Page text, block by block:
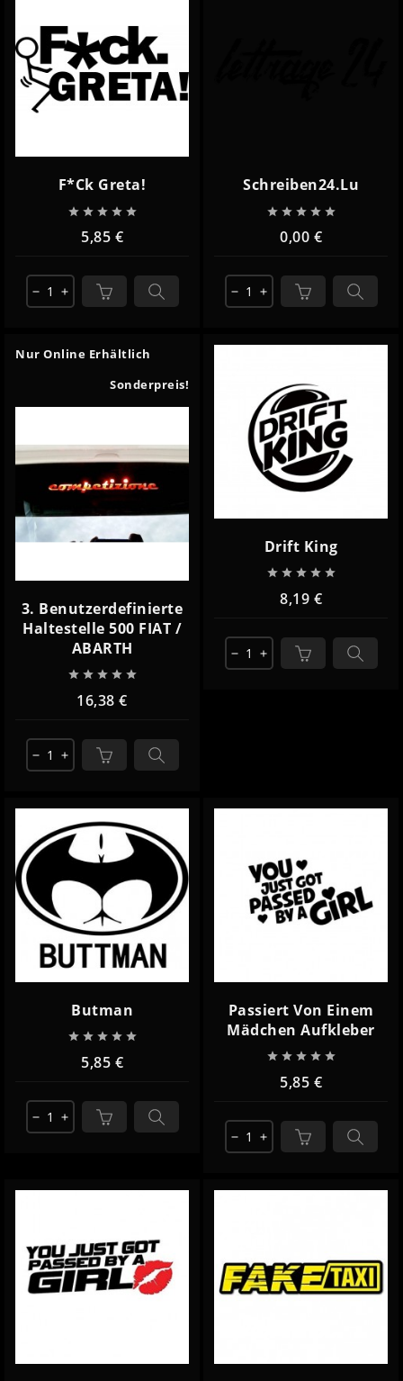
F*ck Greta!
    
5,85 €
remove add
Schreiben24.lu
    
0,00 €
remove add
Nur Online Erhältlich
Sonderpreis!
3. Benutzerdefinierte
Haltestelle 500 FIAT /
ABARTH
    
16,38 €
remove add
Drift King
    
8,19 €
remove add
Butman
    
5,85 €
remove add
Passiert Von Einem
Mädchen Aufkleber
    
5,85 €
remove add